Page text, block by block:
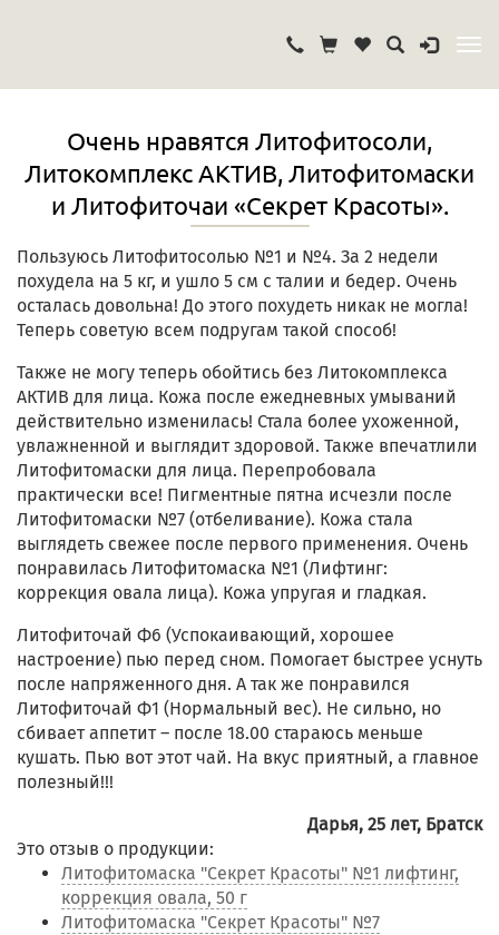
Очень нравятся Литофитосоли,
Литокомплекс АКТИВ, Литофитомаски
и Литофиточаи «Секрет Красоты».
Пользуюсь Литофитосолью №1 и №4. За 2 недели
похудела на 5 кг, и ушло 5 см с талии и бедер. Очень
осталась довольна! До этого похудеть никак не могла!
Теперь советую всем подругам такой способ!
Также не могу теперь обойтись без Литокомплекса
АКТИВ для лица. Кожа после ежедневных умываний
действительно изменилась! Стала более ухоженной,
увлажненной и выглядит здоровой. Также впечатлили
Литофитомаски для лица. Перепробовала
практически все! Пигментные пятна исчезли после
Литофитомаски №7 (отбеливание). Кожа стала
выглядеть свежее после первого применения. Очень
понравилась Литофитомаска №1 (Лифтинг:
коррекция овала лица). Кожа упругая и гладкая.
Литофиточай Ф6 (Успокаивающий, хорошее
настроение) пью перед сном. Помогает быстрее уснуть
после напряженного дня. А так же понравился
Литофиточай Ф1 (Нормальный вес). Не сильно, но
сбивает аппетит – после 18.00 стараюсь меньше
кушать. Пью вот этот чай. На вкус приятный, а главное
полезный!!!
Дарья, 25 лет, Братск
Это отзыв о продукции:
Литофитомаска "Секрет Красоты" №1 лифтинг,
коррекция овала, 50 г
Литофитомаска "Секрет Красоты" №7